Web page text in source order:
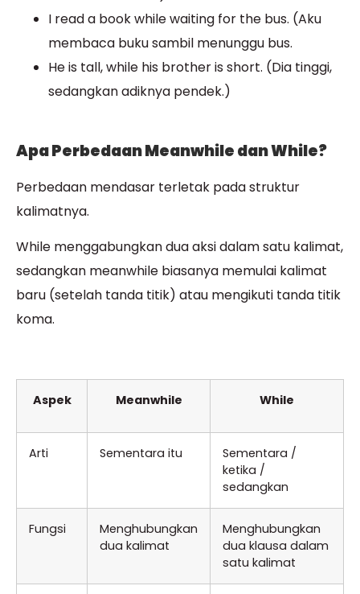
I read a book while waiting for the bus. (Aku
membaca buku sambil menunggu bus.
He is tall, while his brother is short. (Dia tinggi,
sedangkan adiknya pendek.)
Apa Perbedaan Meanwhile dan While?
Perbedaan mendasar terletak pada struktur
kalimatnya.
While menggabungkan dua aksi dalam satu kalimat,
sedangkan meanwhile biasanya memulai kalimat
baru (setelah tanda titik) atau mengikuti tanda titik
koma.
Aspek Meanwhile While
Arti Sementara itu
Sementara /
ketika /
sedangkan
Fungsi
Menghubungkan
dua kalimat
Menghubungkan
dua klausa dalam
satu kalimat